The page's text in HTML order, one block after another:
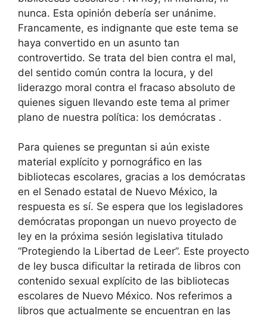
nunca. Esta opinión debería ser unánime.
Francamente, es indignante que este tema se
haya convertido en un asunto tan
controvertido. Se trata del bien contra el mal,
del sentido común contra la locura, y del
liderazgo moral contra el fracaso absoluto de
quienes siguen llevando este tema al primer
plano de nuestra política: los demócratas .
Para quienes se preguntan si aún existe
material explícito y pornográfico en las
bibliotecas escolares, gracias a los demócratas
en el Senado estatal de Nuevo México, la
respuesta es sí. Se espera que los legisladores
demócratas propongan un nuevo proyecto de
ley en la próxima sesión legislativa titulado
“Protegiendo la Libertad de Leer”. Este proyecto
de ley busca dificultar la retirada de libros con
contenido sexual explícito de las bibliotecas
escolares de Nuevo México. Nos referimos a
libros que actualmente se encuentran en las